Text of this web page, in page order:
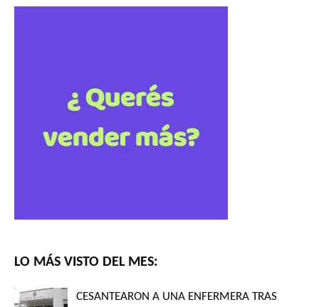
LO MÁS VISTO DEL MES:
CESANTEARON A UNA ENFERMERA TRAS